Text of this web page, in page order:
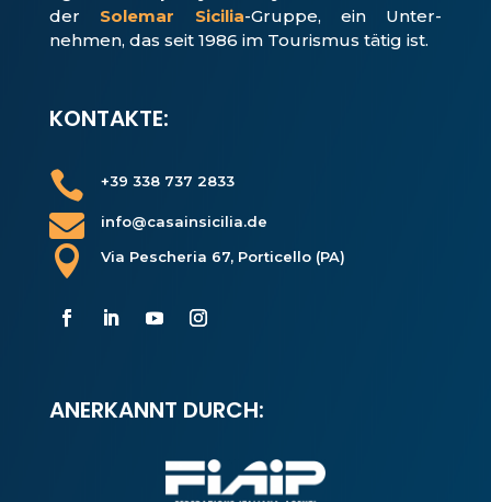
der Solemar Sicilia-Gruppe, ein Unter­
nehmen, das seit 1986 im Tourismus tätig ist.
KONTAKTE:
 +39 338 737 2833
 info@casainsicilia.de
 Via Pescheria 67, Porticello (PA)
ANERKANNT DURCH: